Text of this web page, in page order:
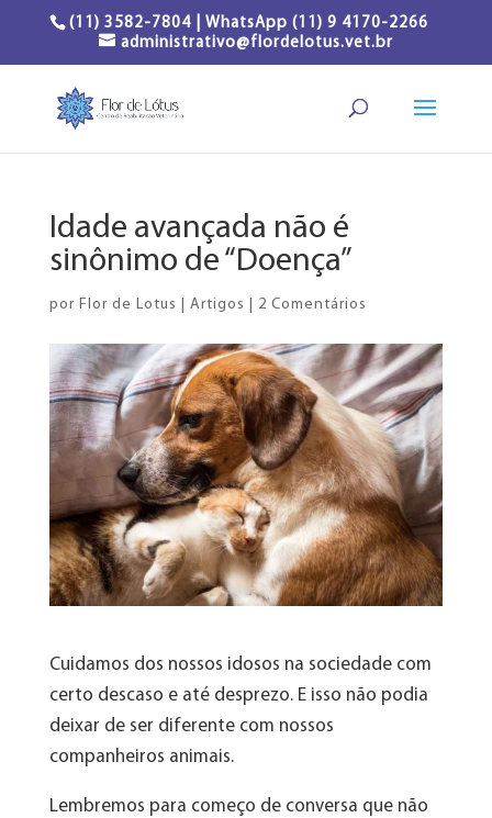
(11) 3582-7804 | WhatsApp (11) 9 4170-2266
administrativo@flordelotus.vet.br
Idade avançada não é
sinônimo de “Doença”
por Flor de Lotus Artigos 2 Comentários
Cuidamos dos nossos idosos na sociedade com
certo descaso e até desprezo. E isso não podia
deixar de ser diferente com nossos
companheiros animais.
Lembremos para começo de conversa que não